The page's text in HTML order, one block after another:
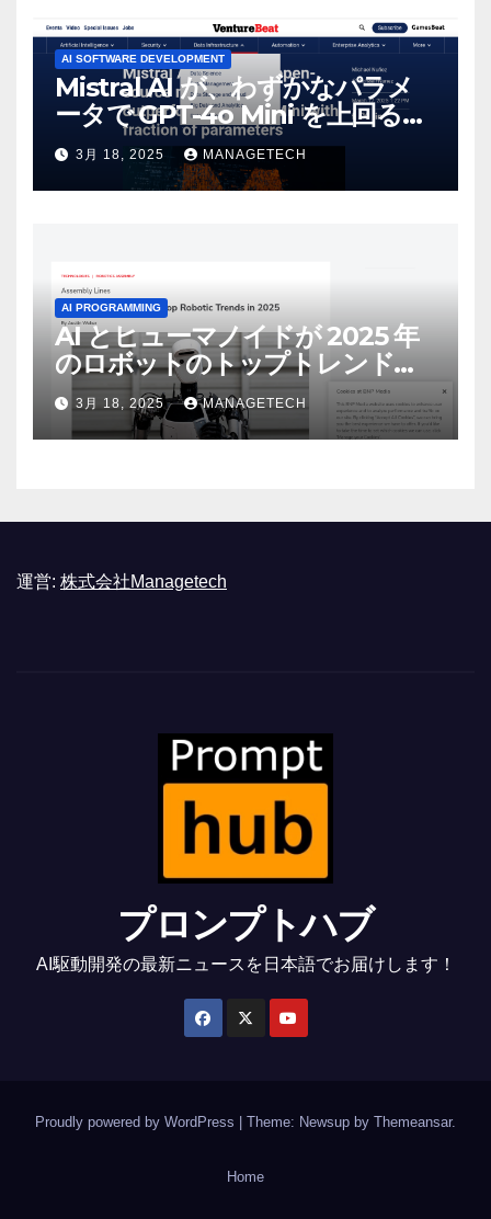
AI SOFTWARE DEVELOPMENT
Mistral AI が、わずかなパラメ
ータで GPT-4o Mini を上回る新
しいオープンソース モデルをリ
リース | VentureBeat
3月 18, 2025 MANAGETECH
AI PROGRAMMING
AI とヒューマノイドが 2025 年
のロボットのトップトレンドに |
ASSEMBLY
3月 18, 2025 MANAGETECH
運営: 株式会社Managetech
プロンプトハブ
AI駆動開発の最新ニュースを日本語でお届けします！
Proudly powered by WordPress Theme: Newsup by Themeansar.
Home